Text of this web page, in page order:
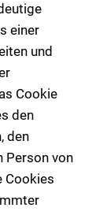
einer
und
Cookie
den
den
Person von
Cookies